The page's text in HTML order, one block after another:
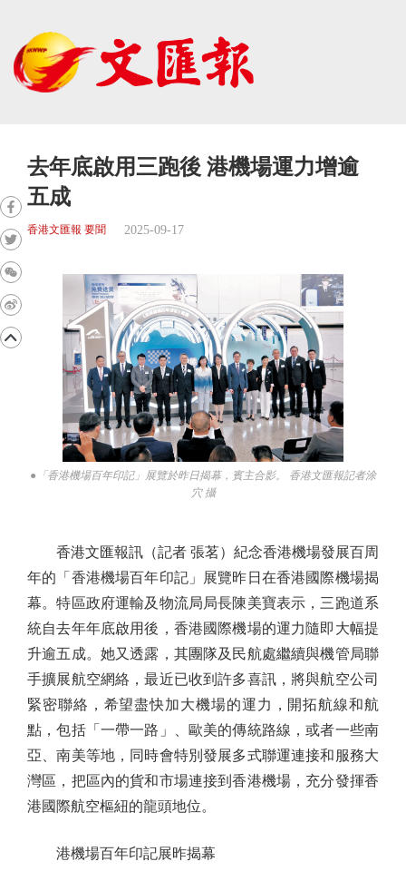
去年底啟用三跑後 港機場運力增逾
五成
香港文匯報 要聞 2025-09-17
●「香港機場百年印記」展覽於昨日揭幕，賓主合影。 香港文匯報記者涂
穴 攝
香港文匯報訊（記者 張茗）紀念香港機場發展百周
年的「香港機場百年印記」展覽昨日在香港國際機場揭
幕。特區政府運輸及物流局局長陳美寶表示，三跑道系
統自去年年底啟用後，香港國際機場的運力隨即大幅提
升逾五成。她又透露，其團隊及民航處繼續與機管局聯
手擴展航空網絡，最近已收到許多喜訊，將與航空公司
緊密聯絡，希望盡快加大機場的運力，開拓航線和航
點，包括「一帶一路」、歐美的傳統路線，或者一些南
亞、南美等地，同時會特別發展多式聯運連接和服務大
灣區，把區內的貨和市場連接到香港機場，充分發揮香
港國際航空樞紐的龍頭地位。
港機場百年印記展昨揭幕